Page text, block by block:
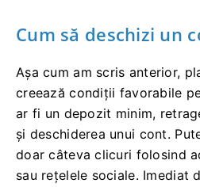
Cum să deschizi un
Așa cum am scris anterior,
creează condiții favorabile
ar fi un depozit minim,
și deschiderea unui cont.
doar câteva clicuri folosind
sau rețelele sociale. Imediat